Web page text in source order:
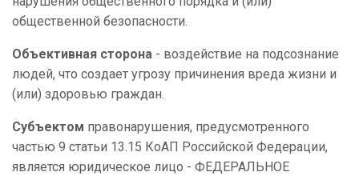
общественной безопасности.
Объективная сторона - воздействие на подсознание
людей, что создает угрозу причинения вреда жизни и
(или) здоровью граждан.
Субъектом правонарушения, предусмотренного
частью 9 статьи 13.15 КоАП Российской Федерации,
является юридическое лицо - ФЕДЕРАЛЬНОЕ